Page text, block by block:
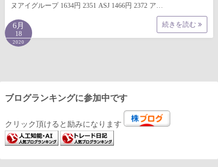
ヌアイグループ 1634円 2351 ASJ 1466円 2372 ア…
続きを読む
6月
18
2020
ブログランキングに参加中です
クリック頂けると励みになります